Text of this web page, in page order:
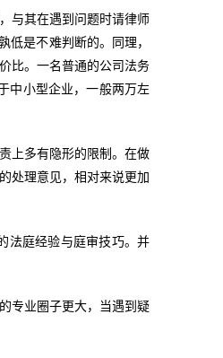
与其在遇到问题时请律师
低是不难判断的。同理，
比。一名普通的公司法务
中小型企业，一般两万左
上多有隐形的限制。在做
处理意见，相对来说更加
法庭经验与庭审技巧。并
专业圈子更大，当遇到疑